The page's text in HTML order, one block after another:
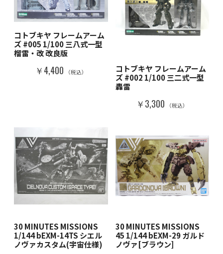
コトブキヤ フレームアーム
ズ #005 1/100 三八式一型
榴雷・改 改良版
￥4,400 （税込）
コトブキヤ フレームアーム
ズ #002 1/100 三二式一型
轟雷
￥3,300 （税込）
30 MINUTES MISSIONS
1/144 bEXM-14TS シエル
ノヴァカスタム(宇宙仕様)
30 MINUTES MISSIONS
45 1/144 bEXM-29 ガルド
ノヴァ[ブラウン]